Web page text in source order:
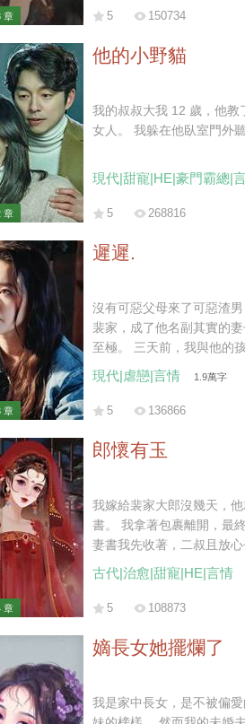
章
按照往常那樣幫他把脫下
每天這樣惺惺作態不累？
上所約定的給她帶禮物，
她並不喜歡的。 星星的項
潔，你是用令人不齒的方
你，甚至，憎惡你。
5 150734
章
他的小野貓
我的叔叔大我 12 歲，他教了我很多第一次。
女人。 我躲在他臥室
現代|甜寵|HE|豪門霸總|
5 268816
章
遲遲.
沒有可惡父母來了可惡渣
裴家，成了他名副其實的妻子。 這五年里，裴延禮對我與孩子不聞
至極。 三天前，我與他的孩子意外遭遇車禍而亡，他與白月光遠赴西利，攜手
現代|虐戀|言情 1.9萬字
5 136866
章
郎懷有玉
我嫁給裴家大郎沒幾天，他就病死了。 少年從軍的裴二
書。 我拿著包裹離開，最終又折了回去—— 「小姑年幼，太母也需人照顧，放
妻書我先收著，二叔且放
遲。」 裴二郎沉默應允。 后來他去邊疆從軍，我在家中照拂。 五年后小姑讀
了私塾，裴二郎成了將軍，我在縣城賣豆花。
我便跟回家省親的二郎商議，想要嫁給秀才。
的臉越來越冷，我的聲音越來越低。 裴家二郎雖生得好，
從軍，性情桀驁。 聽聞其在戰場殺敵，從不留活口，手段狠厲。 我自嫁入裴
—— 「想嫁人了？我比
古代|治愈|甜寵|HE|言情
5 108873
嫡長女她擺爛了
我是家中長女，是不被偏愛的那一個。 我自幼被教導要